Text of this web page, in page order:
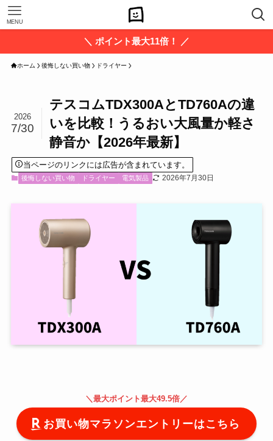
MENU
＼ ポイント最大11倍！ ／
ホーム 後悔しない買い物 ドライヤー
テスコムTDX300AとTD760Aの違
いを比較！うるおい大風量か軽さ
静音か【2026年最新】
2026
7/30
当ページのリンクには広告が含まれています。
後悔しない買い物 ドライヤー 電気製品 2026年7月30日
＼最大ポイント最大49.5倍／
お買い物マラソンエントリーはこちら